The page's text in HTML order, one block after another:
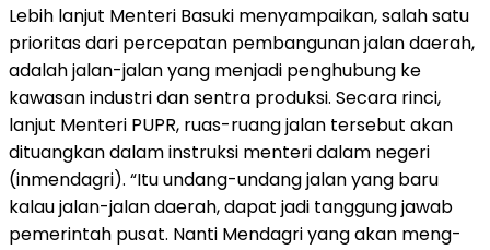
Lebih lanjut Menteri Basuki menyampaikan, salah satu
prioritas dari percepatan pembangunan jalan daerah,
adalah jalan-jalan yang menjadi penghubung ke
kawasan industri dan sentra produksi. Secara rinci,
lanjut Menteri PUPR, ruas-ruang jalan tersebut akan
dituangkan dalam instruksi menteri dalam negeri
(inmendagri). “Itu undang-undang jalan yang baru
kalau jalan-jalan daerah, dapat jadi tanggung jawab
pemerintah pusat. Nanti Mendagri yang akan meng-